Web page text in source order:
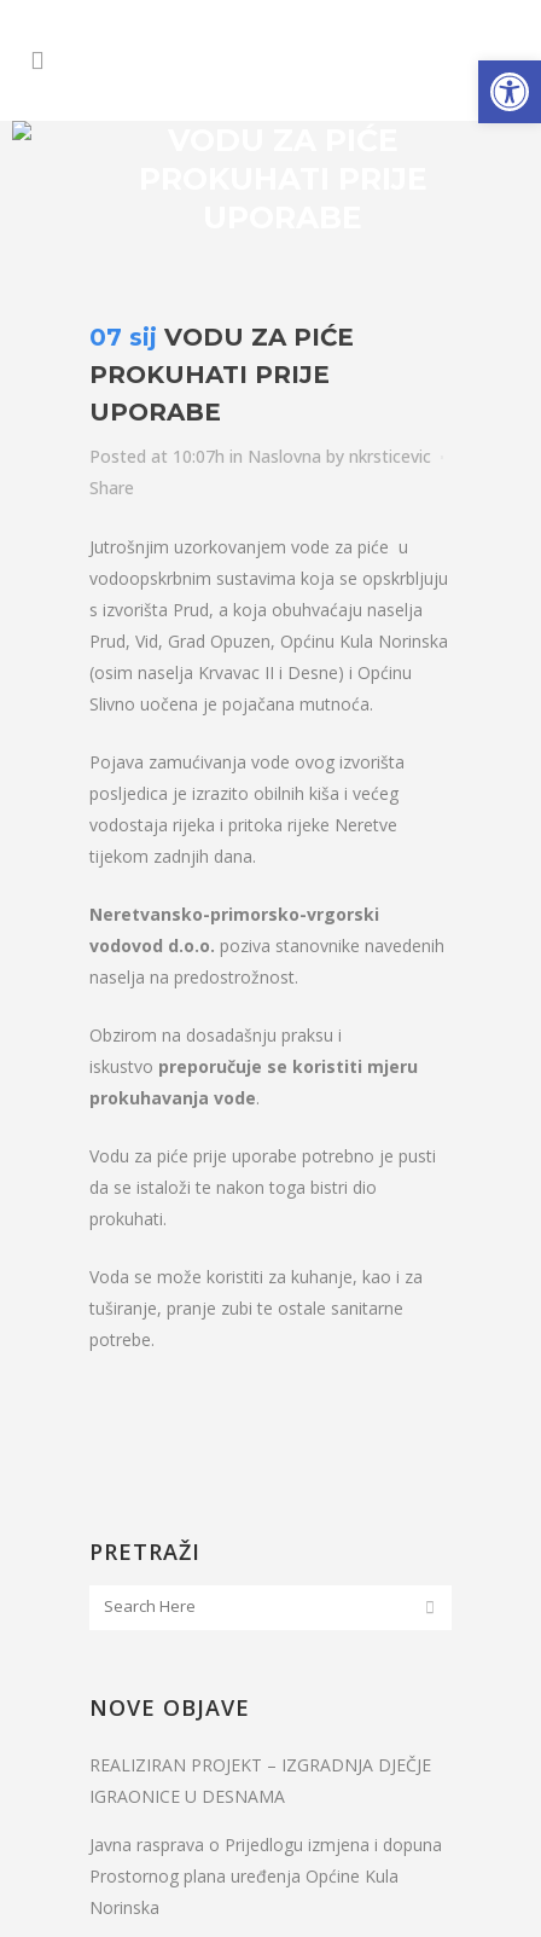
07 sij VODU ZA PIĆE
PROKUHATI PRIJE
UPORABE
Posted at 10:07h in Naslovna by nkrsticevic
Share
Jutrošnjim uzorkovanjem vode za piće u
vodoopskrbnim sustavima koja se opskrbljuju
s izvorišta Prud, a koja obuhvaćaju naselja
Prud, Vid, Grad Opuzen, Općinu Kula Norinska
(osim naselja Krvavac II i Desne) i Općinu
Slivno uočena je pojačana mutnoća.
Pojava zamućivanja vode ovog izvorišta
posljedica je izrazito obilnih kiša i većeg
vodostaja rijeka i pritoka rijeke Neretve
tijekom zadnjih dana.
Neretvansko-primorsko-vrgorski
vodovod d.o.o. poziva stanovnike navedenih
naselja na predostrožnost.
Obzirom na dosadašnju praksu i
iskustvo preporučuje se koristiti mjeru
prokuhavanja vode.
Vodu za piće prije uporabe potrebno je pusti
da se istaloži te nakon toga bistri dio
prokuhati.
Voda se može koristiti za kuhanje, kao i za
tuširanje, pranje zubi te ostale sanitarne
potrebe.
PRETRAŽI
NOVE OBJAVE
REALIZIRAN PROJEKT – IZGRADNJA DJEČJE
IGRAONICE U DESNAMA
Javna rasprava o Prijedlogu izmjena i dopuna
Prostornog plana uređenja Općine Kula
Norinska